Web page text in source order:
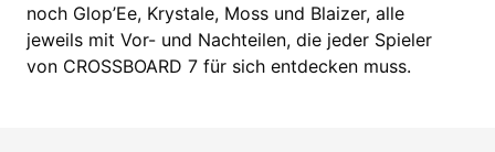
noch Glop’Ee, Krystale, Moss und Blaizer, alle
jeweils mit Vor- und Nachteilen, die jeder Spieler
von CROSSBOARD 7 für sich entdecken muss.